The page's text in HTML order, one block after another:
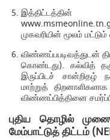
முகவரியின் மூலம்
விண்ணப்பபடிவத்துடன்
கொண்டது). கல்வித்
இருப்பிடச்
மாற்றுத்
விண்ணப்பித்தினை
புதிய தொழில்
மேம்பாட்டுத் திட்டம்